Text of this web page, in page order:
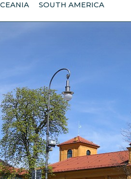
SOUTH AMERICA